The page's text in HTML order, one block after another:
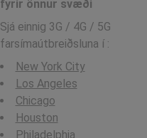
fyrir önnur svæði
Sjá einnig 3G / 4G / 5G
farsímaútbreiðsluna í :
New York City
Los Angeles
Chicago
Houston
Philadelphia